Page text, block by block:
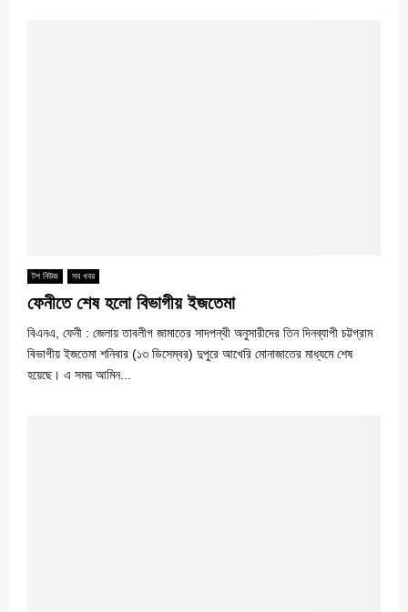
টপ নিউজ সব খবর
ফেনীতে শেষ হলো বিভাগীয় ইজতেমা
বিএনএ, ফেনী : জেলায় তাবলীগ জামাতের সাদপন্থী অনুসারীদের তিন দিনব্যাপী চট্টগ্রাম
বিভাগীয় ইজতেমা শনিবার (১৩ ডিসেম্বর) দুপুরে আখেরি মোনাজাতের মাধ্যমে শেষ
হয়েছে। এ সময় আমিন...